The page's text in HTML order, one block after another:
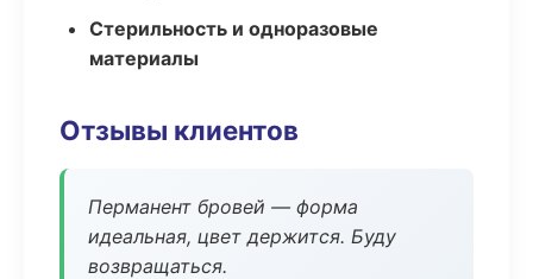
Стерильность и одноразовые
материалы
Отзывы клиентов
Перманент бровей — форма
идеальная, цвет держится. Буду
возвращаться.